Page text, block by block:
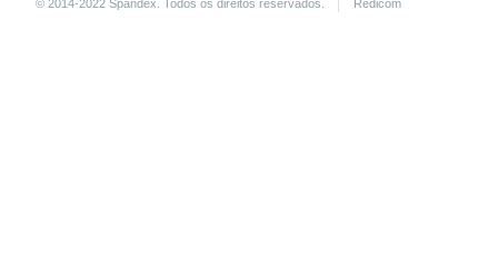
© 2014-2022 Spandex. Todos os direitos reservados. Redicom